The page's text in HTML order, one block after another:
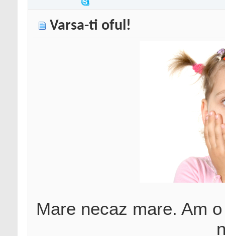
Varsa-ti oful!
Mare necaz mare. Am